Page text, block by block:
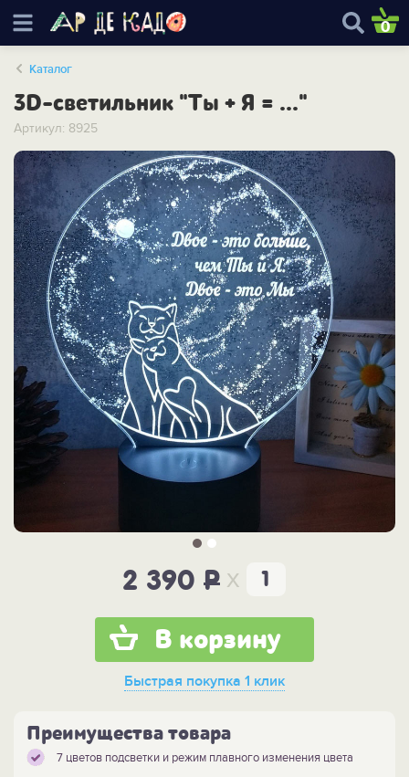
0
Каталог
3D-светильник "Ты + Я = ..."
Артикул: 8925
2 390 P x
В корзину
Быстрая покупка 1 клик
Преимущества товара
7 цветов подсветки и режим плавного изменения цвета